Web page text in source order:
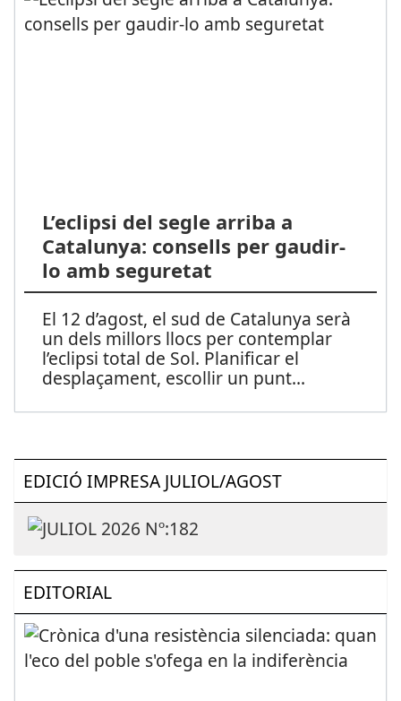
L’eclipsi del segle arriba a
Catalunya: consells per gaudir-
lo amb seguretat
El 12 d’agost, el sud de Catalunya serà
un dels millors llocs per contemplar
l’eclipsi total de Sol. Planificar el
desplaçament, escollir un punt...
EDICIÓ IMPRESA JULIOL/AGOST
EDITORIAL